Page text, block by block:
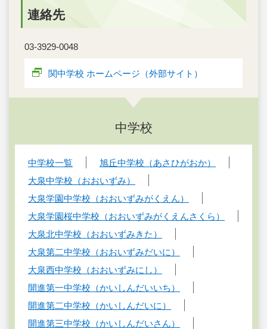
連絡先
03-3929-0048
関中学校 ホームページ（外部サイト）
中学校
中学校一覧
旭丘中学校（あさひがおか）
大泉中学校（おおいずみ）
大泉学園中学校（おおいずみがくえん）
大泉学園桜中学校（おおいずみがくえんさくら）
大泉北中学校（おおいずみきた）
大泉第二中学校（おおいずみだいに）
大泉西中学校（おおいずみにし）
開進第一中学校（かいしんだいいち）
開進第二中学校（かいしんだいに）
開進第三中学校（かいしんだいさん）